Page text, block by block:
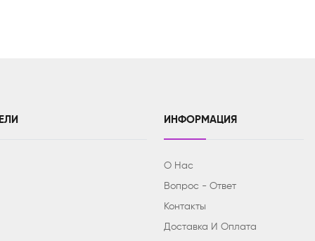
ИНФОРМАЦИЯ
О Нас
Вопрос - Ответ
Контакты
Доставка И Оплата